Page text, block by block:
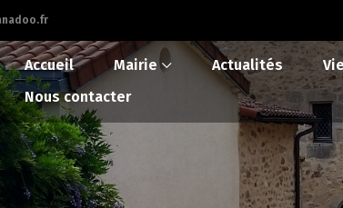
Accueil Mairie Actualités
Nous contacter